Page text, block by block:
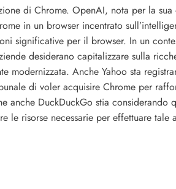
di Chrome. OpenAI, nota per la sua
in un browser incentrato
significative per il browser. In un
desiderano capitalizzare sulla
modernizzata. Anche Yahoo sta
di voler acquisire Chrome per
DuckDuckGo stia considerando
le risorse necessarie per effettuare tale